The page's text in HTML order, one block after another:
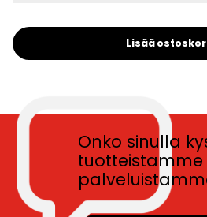
Lisää
Onko sinulla
tuotteistamme